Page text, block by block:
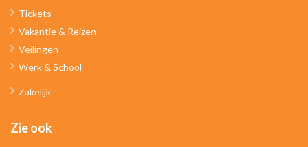
Tickets
Vakantie & Reizen
Veilingen
Werk & School
Zakelijk
Zie ook